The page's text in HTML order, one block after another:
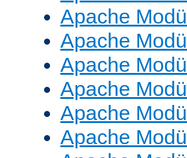
Apache
Apache
Apache
Apache
Apache
Apache